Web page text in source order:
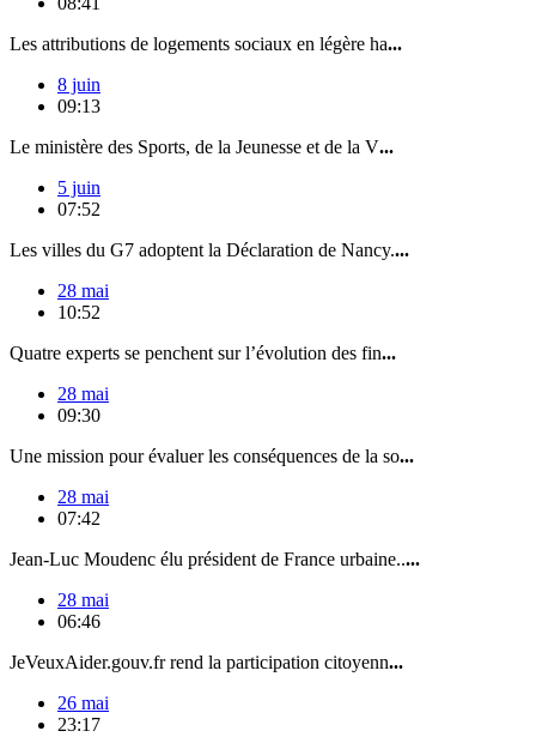
Les attributions de logements sociaux en légère ha...
8 juin
09:13
Le ministère des Sports, de la Jeunesse et de la V...
5 juin
07:52
Les villes du G7 adoptent la Déclaration de Nancy....
28 mai
10:52
Quatre experts se penchent sur l’évolution des fin...
28 mai
09:30
Une mission pour évaluer les conséquences de la so...
28 mai
07:42
Jean-Luc Moudenc élu président de France urbaine.....
28 mai
06:46
JeVeuxAider.gouv.fr rend la participation citoyenn...
26 mai
23:17